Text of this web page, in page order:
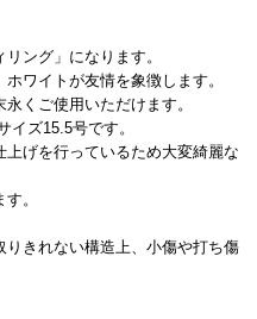
ング」になります。
ワイトが友情を象徴します。
くご使用いただけます。
イズ15.5号です。
げを行っているため大変綺麗な
。
きれない構造上、小傷や打ち傷